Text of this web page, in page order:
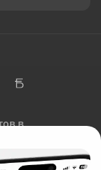
в